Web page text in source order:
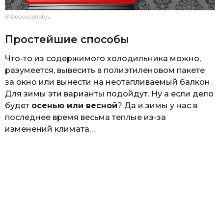
© Depositphotos
Простейшие способы
Что-то из содержимого холодильника можно,
разумеется, вывесить в полиэтиленовом пакете
за окно или вынести на неотапливаемый балкон.
Для зимы эти варианты подойдут. Ну а если дело
будет осенью или весной? Да и зимы у нас в
последнее время весьма теплые из-за
изменений климата…